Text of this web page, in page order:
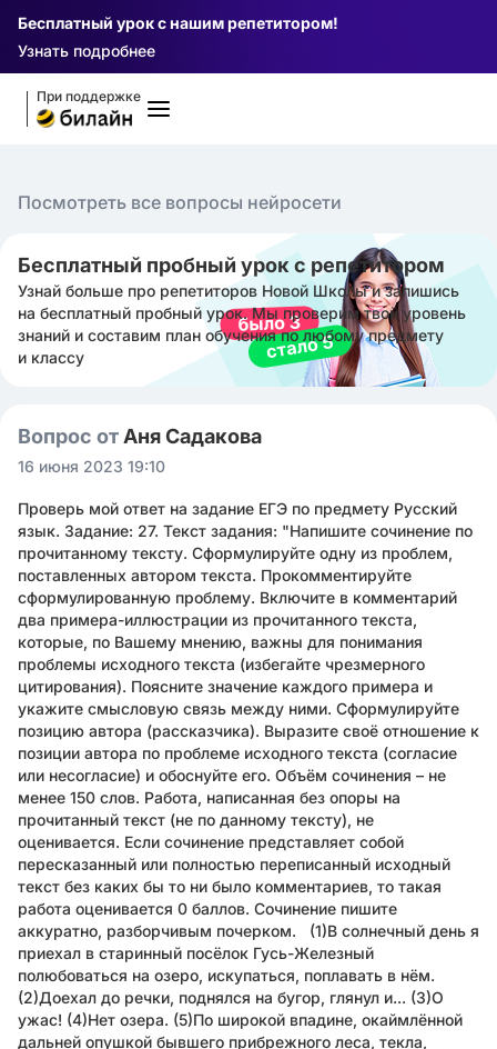
Бесплатный урок с нашим репетитором!
Узнать подробнее
При поддержке
Посмотреть все вопросы нейросети
Бесплатный пробный урок с репетитором
Узнай больше про репетиторов Новой Школы и запишись
на бесплатный пробный урок. Мы проверим твой уровень
знаний и составим план обучения по любому предмету
и классу
Вопрос от Аня Садакова
16 июня 2023 19:10
Проверь мой ответ на задание ЕГЭ по предмету Русский
язык. Задание: 27. Текст задания: "Напишите сочинение по
прочитанному тексту. Сформулируйте одну из проблем,
поставленных автором текста. Прокомментируйте
сформулированную проблему. Включите в комментарий
два примера-иллюстрации из прочитанного текста,
которые, по Вашему мнению, важны для понимания
проблемы исходного текста (избегайте чрезмерного
цитирования). Поясните значение каждого примера и
укажите смысловую связь между ними. Сформулируйте
позицию автора (рассказчика). Выразите своё отношение к
позиции автора по проблеме исходного текста (согласие
или несогласие) и обоснуйте его. Объём сочинения – не
менее 150 слов. Работа, написанная без опоры на
прочитанный текст (не по данному тексту), не
оценивается. Если сочинение представляет собой
пересказанный или полностью переписанный исходный
текст без каких бы то ни было комментариев, то такая
работа оценивается 0 баллов. Сочинение пишите
аккуратно, разборчивым почерком. (1)В солнечный день я
приехал в старинный посёлок Гусь-Железный
полюбоваться на озеро, искупаться, поплавать в нём.
(2)Доехал до речки, поднялся на бугор, глянул и... (3)О
ужас! (4)Нет озера. (5)По широкой впадине, окаймлённой
дальней опушкой бывшего прибрежного леса, текла,